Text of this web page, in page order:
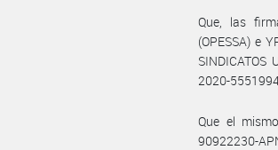
Que, las
(OPESSA) e
SINDICATOS
2020-
Que el
90922230-